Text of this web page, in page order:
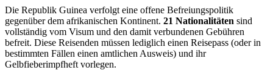
Die Republik Guinea verfolgt eine offene Befreiungspolitik
gegenüber dem afrikanischen Kontinent. 21 Nationalitäten sind
vollständig vom Visum und den damit verbundenen Gebühren
befreit. Diese Reisenden müssen lediglich einen Reisepass (oder in
bestimmten Fällen einen amtlichen Ausweis) und ihr
Gelbfieberimpfheft vorlegen.